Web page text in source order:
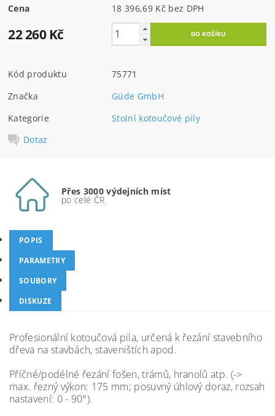
Cena 18 396,69 Kč bez DPH
22 260 Kč
Kód produktu
75771
Značka
Güde GmbH
Kategorie
Stolní kotoučové pily
Dotaz
Přes 3000 výdejních míst
po celé ČR
POPIS
PARAMETRY
SOUBORY
DISKUZE
Profesionální kotoučová pila, určená k řezání stavebního
dřeva na stavbách, staveništích apod.
Příčné/podélné řezání fošen, trámů, hranolů atp. (->
max. řezný výkon: 175 mm; posuvný úhlový doraz, rozsah
nastavení: 0 - 90°).